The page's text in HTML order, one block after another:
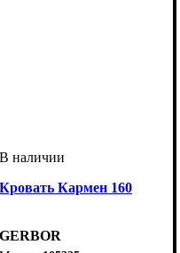
Кровать Кармен 160
GERBOR